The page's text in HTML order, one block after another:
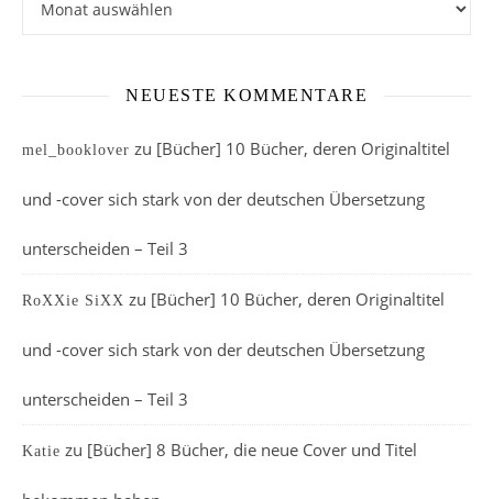
NEUESTE KOMMENTARE
mel_booklover zu [Bücher] 10 Bücher, deren Originaltitel
und -cover sich stark von der deutschen Übersetzung
unterscheiden – Teil 3
RoXXie SiXX zu [Bücher] 10 Bücher, deren Originaltitel
und -cover sich stark von der deutschen Übersetzung
unterscheiden – Teil 3
Katie zu [Bücher] 8 Bücher, die neue Cover und Titel